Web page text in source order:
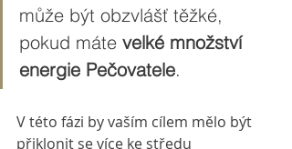
může být obzvlášť těžké,
pokud máte velké množství
energie Pečovatele.
V této fázi by vaším cílem mělo být
přiklonit se více ke středu